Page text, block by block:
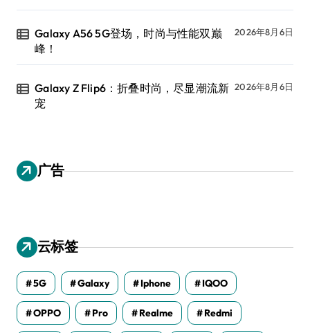
Galaxy A56 5G登场，时尚与性能双巅
峰！
2026年8月6日
Galaxy Z Flip6：折叠时尚，尽显潮流新
宠
2026年8月6日
广告
云标签
5G Galaxy Iphone IQOO
OPPO Pro Realme Redmi